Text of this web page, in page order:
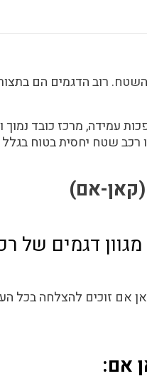
עמידה, מרכז כובד
רכב שטח יחסית בטוח
דגמים של
אם זוכים להצלחה בכל